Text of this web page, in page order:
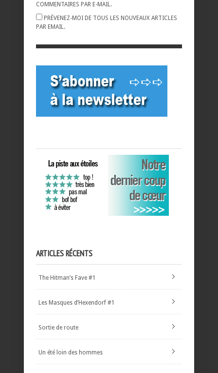
COMMENTAIRES PAR E-MAIL.
PRÉVENEZ-MOI DE TOUS LES NOUVEAUX ARTICLES
PAR EMAIL.
ARTICLES RÉCENTS
The Hitman’s Fave #1
Les Masques d’Hexendorf #1
Sortie de route
Un été loin des hommes